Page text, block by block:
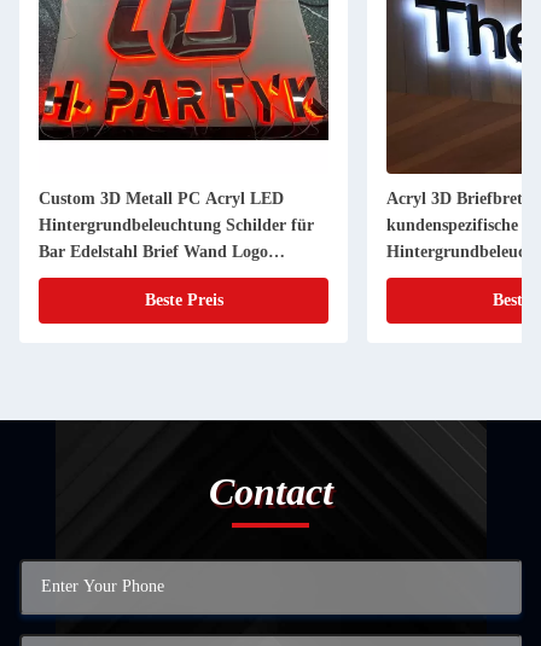
Custom 3D Metall PC Acryl LED
Hintergrundbeleuchtung Schilder für
Bar Edelstahl Brief Wand Logo
Zeichen
Beste Preis
Acryl 3D Briefbrett
kundenspezifische
Schriftzeichen
Beste
Contact